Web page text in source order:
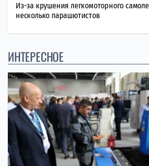
Из-за крушения легкомоторного
несколько парашютистов
ИНТЕРЕСНОЕ